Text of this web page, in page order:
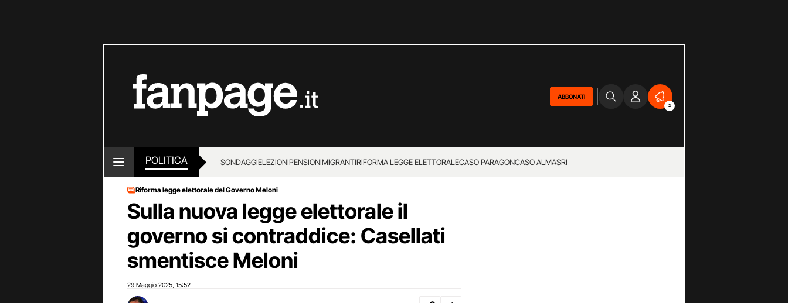
ABBONATI
2
POLITICA SONDAGGIELEZIONIPENSIONIMIGRANTIRIFORMA LEGGE ELETTORALECASO PARAGONCASO ALMASRI
Riforma legge elettorale del Governo Meloni
Sulla nuova legge elettorale il
governo si contraddice: Casellati
smentisce Meloni
29 Maggio 2025 15:52